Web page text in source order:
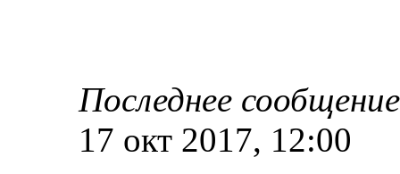
Последнее сообщение
17 окт 2017, 12:00